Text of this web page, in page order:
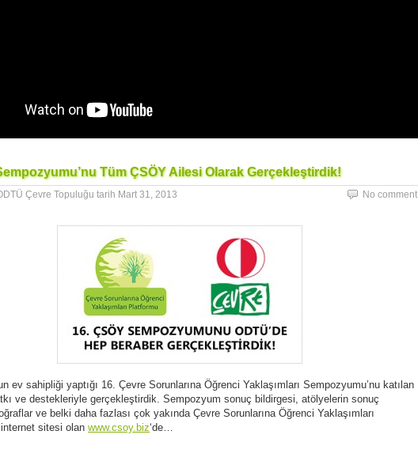
Tüm ÇSÖY Ailesi Olarak Gerçekleştirdik!
Çevre Topuluğu tarih Mart 31, 2013 No comment
ev sahipliği yaptığı 16. Çevre Sorunlarına Öğrenci Yaklaşımları Sempozyumu’nu katılan
ve destekleriyle gerçekleştirdik. Sempozyum sonuç bildirgesi, atölyelerin sonuç
ve belki daha fazlası çok yakında Çevre Sorunlarına Öğrenci Yaklaşımları
internet sitesi olan www.csoy.biz‘de…